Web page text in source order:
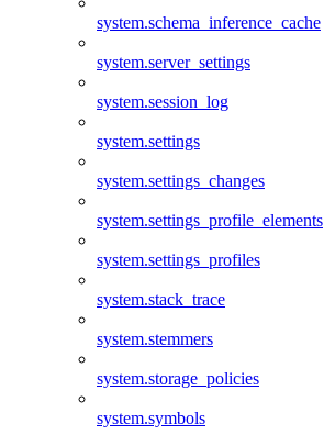
system.schema_inference_cache
system.server_settings
system.session_log
system.settings
system.settings_changes
system.settings_profile_elements
system.settings_profiles
system.stack_trace
system.stemmers
system.storage_policies
system.symbols